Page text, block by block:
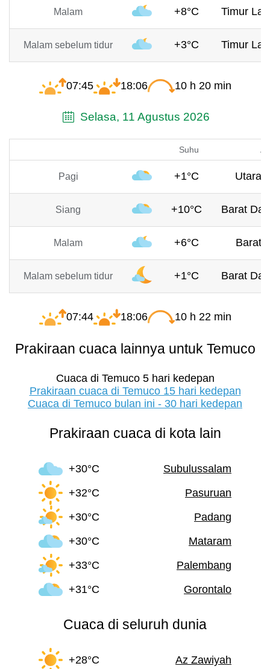
Malam +8°C Timur
Malam sebelum tidur +3°C Timur
07:45 18:06 10 h 20 min
Selasa, 11 Agustus 2026
Suhu
Pagi +1°C Utara,
Siang +10°C Barat
Malam +6°C Barat,
Malam sebelum tidur +1°C Barat
07:44 18:06 10 h 22 min
Prakiraan cuaca lainnya untuk Temuco
Cuaca di Temuco 5 hari kedepan
Prakiraan cuaca di Temuco 15 hari kedepan
Cuaca di Temuco bulan ini - 30 hari kedepan
Prakiraan cuaca di kota lain
+30°C
Subulussalam
+32°C
Pasuruan
+30°C
Padang
+30°C
Mataram
+33°C
Palembang
+31°C
Gorontalo
Cuaca di seluruh dunia
+28°C Az Zawiyah